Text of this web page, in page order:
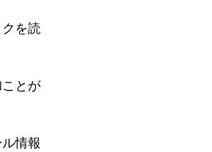
を読
とが
情報